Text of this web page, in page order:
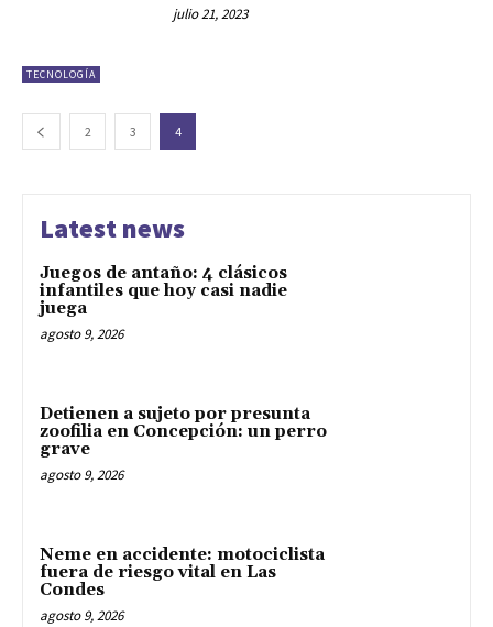
TECNOLOGÍA
julio 21, 2023
2 3 4
Latest news
Juegos de antaño: 4 clásicos
infantiles que hoy casi nadie
juega
agosto 9, 2026
Detienen a sujeto por presunta
zoofilia en Concepción: un perro
grave
agosto 9, 2026
Neme en accidente: motociclista
fuera de riesgo vital en Las
Condes
agosto 9, 2026